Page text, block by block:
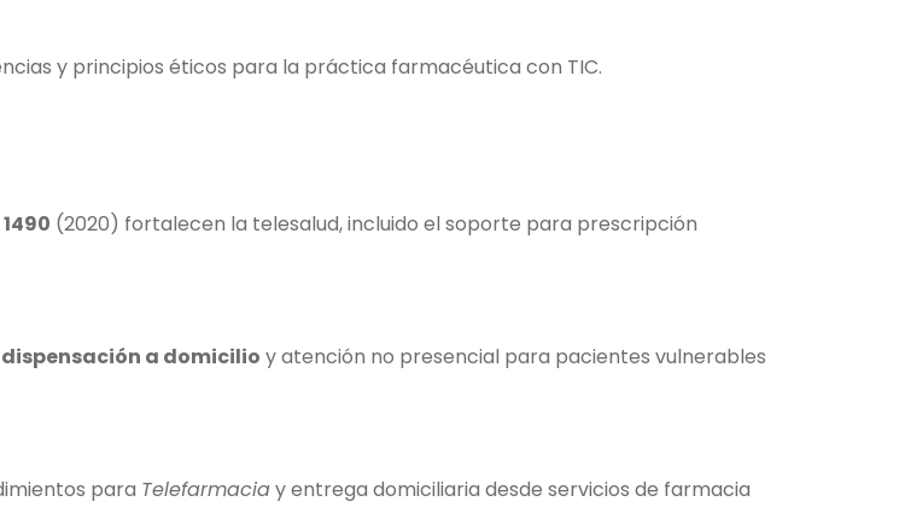
y principios éticos para la práctica farmacéutica con TIC.
1490 (2020) fortalecen la telesalud, incluido el soporte para prescripción
dispensación a domicilio y atención no presencial para pacientes vulnerables
para Telefarmaciay entrega domiciliaria desde servicios de farmacia